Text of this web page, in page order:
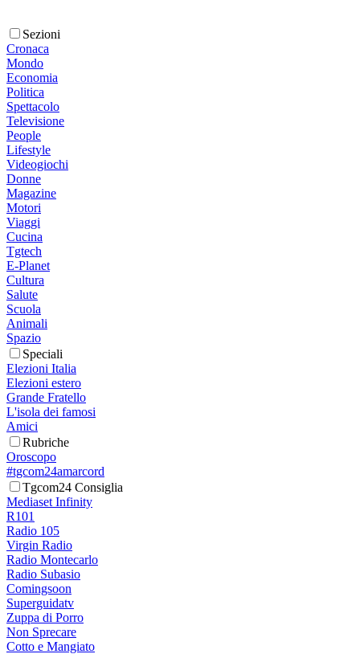
Sezioni
Cronaca
Mondo
Economia
Politica
Spettacolo
Televisione
People
Lifestyle
Videogiochi
Donne
Magazine
Motori
Viaggi
Cucina
Tgtech
E-Planet
Cultura
Salute
Scuola
Animali
Spazio
Speciali
Elezioni Italia
Elezioni estero
Grande Fratello
L'isola dei famosi
Amici
Rubriche
Oroscopo
#tgcom24amarcord
Tgcom24 Consiglia
Mediaset Infinity
R101
Radio 105
Virgin Radio
Radio Montecarlo
Radio Subasio
Comingsoon
Superguidatv
Zuppa di Porro
Non Sprecare
Cotto e Mangiato